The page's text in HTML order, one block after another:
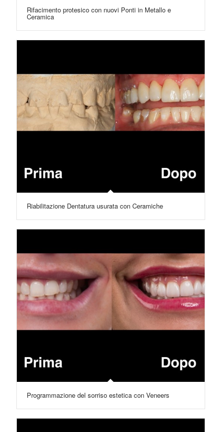
Rifacimento protesico con nuovi Ponti in Metallo e
Ceramica
Riabilitazione Dentatura usurata con Ceramiche
Programmazione del sorriso estetica con Veneers